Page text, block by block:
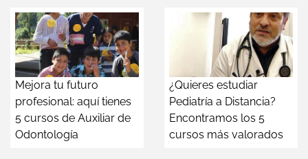
Mejora tu futuro
profesional: aquí tienes
5 cursos de Auxiliar de
Odontología
¿Quieres estudiar
Pediatría a Distancia?
Encontramos los 5
cursos más valorados